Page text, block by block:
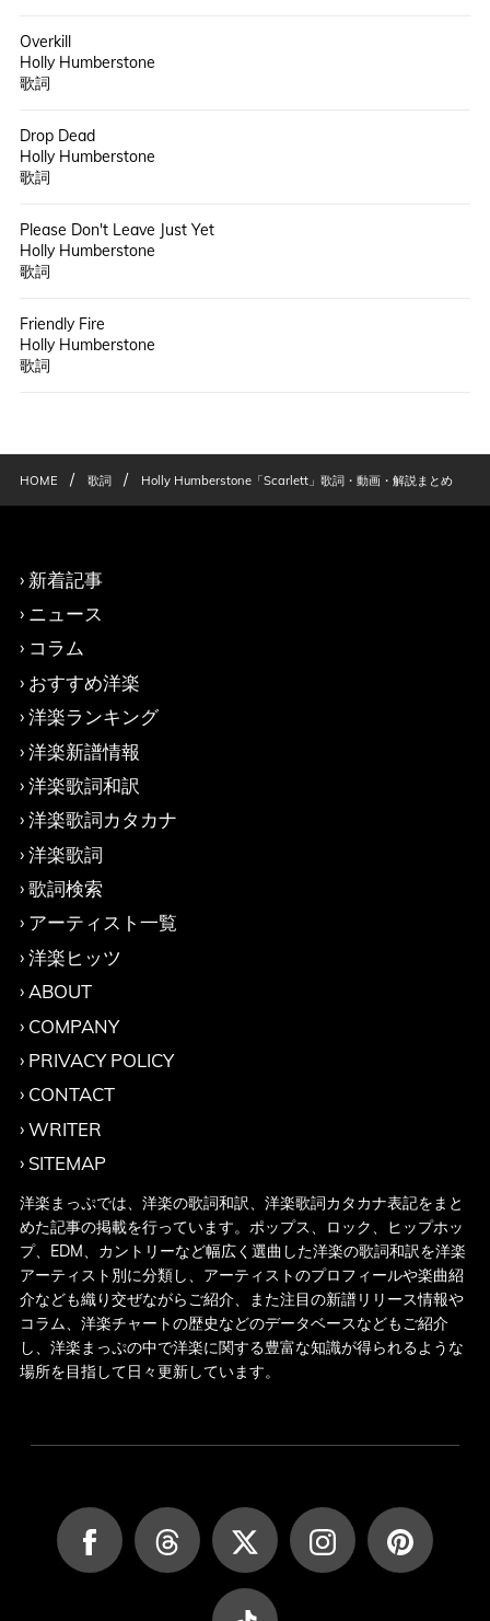
Overkill
Holly Humberstone
歌詞
Drop Dead
Holly Humberstone
歌詞
Please Don't Leave Just Yet
Holly Humberstone
歌詞
Friendly Fire
Holly Humberstone
歌詞
HOME / 歌詞 / Holly Humberstone「Scarlett」歌詞・動画・解説まとめ
新着記事
ニュース
コラム
おすすめ洋楽
洋楽ランキング
洋楽新譜情報
洋楽歌詞和訳
洋楽歌詞カタカナ
洋楽歌詞
歌詞検索
アーティスト一覧
洋楽ヒッツ
ABOUT
COMPANY
PRIVACY POLICY
CONTACT
WRITER
SITEMAP
洋楽まっぷでは、洋楽の歌詞和訳、洋楽歌詞カタカナ表記をまと
めた記事の掲載を行っています。ポップス、ロック、ヒップホッ
プ、EDM、カントリーなど幅広く選曲した洋楽の歌詞和訳を洋楽
アーティスト別に分類し、アーティストのプロフィールや楽曲紹
介なども織り交ぜながらご紹介、また注目の新譜リリース情報や
コラム、洋楽チャートの歴史などのデータベースなどもご紹介
し、洋楽まっぷの中で洋楽に関する豊富な知識が得られるような
場所を目指して日々更新しています。